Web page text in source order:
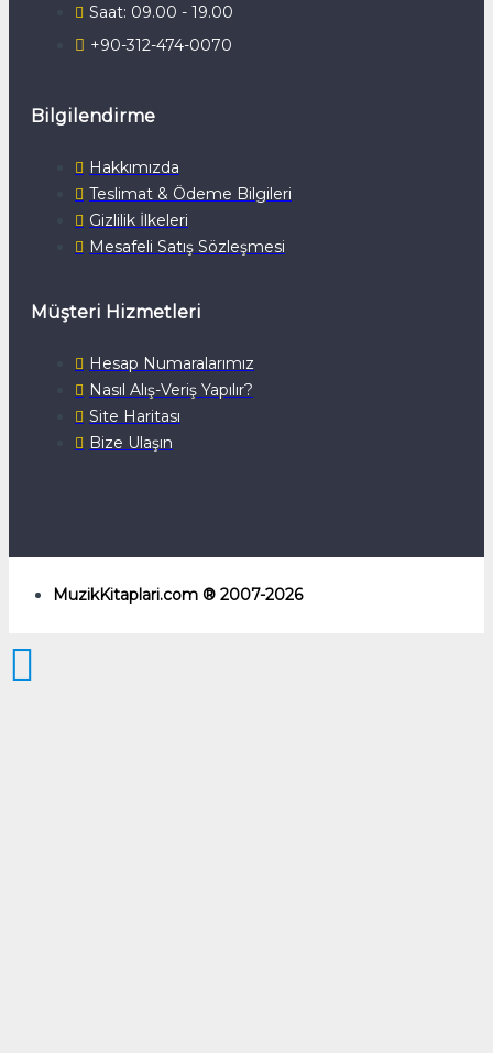
Saat: 09.00 - 19.00
+90-312-474-0070
Bilgilendirme
Hakkımızda
Teslimat & Ödeme Bilgileri
Gizlilik İlkeleri
Mesafeli Satış Sözleşmesi
Müşteri Hizmetleri
Hesap Numaralarımız
Nasıl Alış-Veriş Yapılır?
Site Haritası
Bize Ulaşın
MuzikKitaplari.com ® 2007-2026